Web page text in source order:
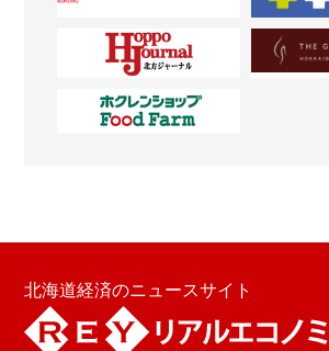
北海道経済のニュースサイト